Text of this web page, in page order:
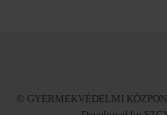
© GYERMEKVÉDELMI